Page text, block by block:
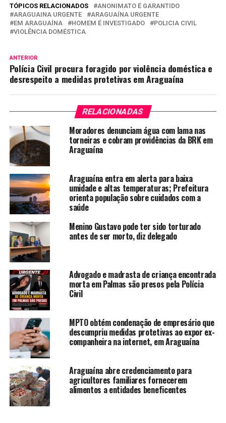
TÓPICOS RELACIONADOS
ANONIMATO É GARANTIDO
ARAGUAINA URGENTE
ARAGUAÍNA URGENTE
EM ARAGUAÍNA
HOMEM É INVESTIGADO
POLICIA CIVIL
VIOLÊNCIA DOMÉSTICA
ANTERIOR
Polícia Civil procura foragido por violência doméstica e
desrespeito a medidas protetivas em Araguaína
RELACIONADAS
Moradores denunciam água com lama nas
torneiras e cobram providências da BRK em
Araguaína
Araguaína entra em alerta para baixa
umidade e altas temperaturas; Prefeitura
orienta população sobre cuidados com a
saúde
Menino Gustavo pode ter sido torturado
antes de ser morto, diz delegado
Advogado e madrasta de criança encontrada
morta em Palmas são presos pela Polícia
Civil
MPTO obtém condenação de empresário que
descumpriu medidas protetivas ao expor ex-
companheira na internet, em Araguaína
Araguaína abre credenciamento para
agricultores familiares fornecerem
alimentos a entidades beneficentes